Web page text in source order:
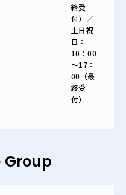
終受
付）／
土日祝
日：
10：00
～17：
00（最
終受
付）
Group